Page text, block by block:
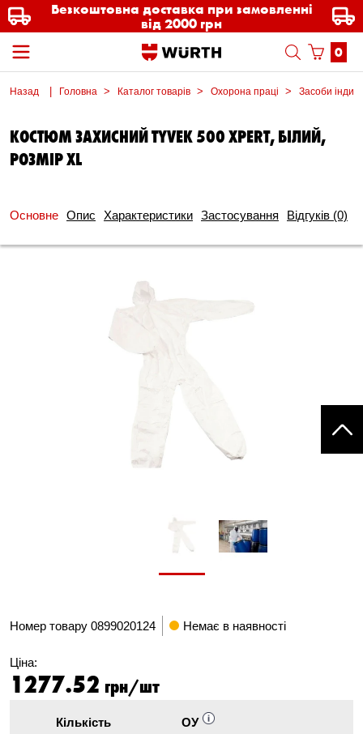
Безкоштовна доставка при замовленні
від 2000 грн
0
Назад Головна Каталог товарів Охорона праці Засоби
КОСТЮМ ЗАХИСНИЙ TYVEK 500 XPERT, БІЛИЙ,
РОЗМІР XL
Основне Опис Характеристики Застосування Відгуків (0)
Номер товару 0899020124 Немає в наявності
Ціна:
1277.52 грн/шт
Кількість ОУ